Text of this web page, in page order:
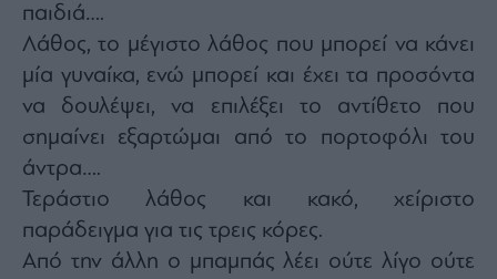
παιδιά….
Λάθος, το μέγιστο λάθος που μπορεί να κάνει
μία γυναίκα, ενώ μπορεί και έχει τα προσόντα
να δουλέψει, να επιλέξει το αντίθετο που
σημαίνει εξαρτώμαι από το πορτοφόλι του
άντρα….
Τεράστιο λάθος και κακό, χείριστο
παράδειγμα για τις τρεις κόρες.
Από την άλλη ο μπαμπάς λέει ούτε λίγο ούτε